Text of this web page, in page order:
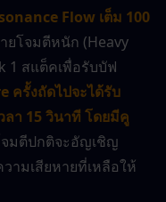
Flow เต็ม 100
ยโจมตีหนัก (Heavy
1 สแต็คเพื่อรับบัฟ
ครั้งถัดไปจะได้รับ
ลา 15 วินาที โดยมีคู
มตีปกติจะอัญเชิญ
ามเสียหายที่เหลือให้